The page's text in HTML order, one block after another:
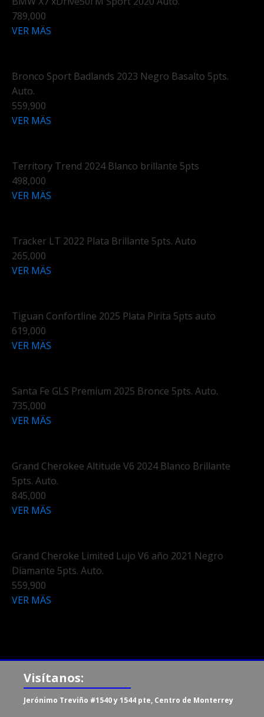
789,000
VER MÄS
Bronco Sport Badlands 2023 Negro Basalto 5pts.
Auto.
559,900
VER MÄS
Territory Trend 2024 Blanco brillante 5pts
498,000
VER MÄS
Tracker LT 2022 Plata Brillante 5pts. Auto
265,000
VER MÄS
Tiguan Confortline 2025 Plata Pirita 5pts auto
619,000
VER MÄS
Santa Fe GLS Premium 2025 Bronce 5pts. Auto.
735,000
VER MÄS
Grand Cherokee Altitude V6 2024 Blanco Brillante
5pts. Auto.
845,000
VER MÄS
Grand Cheroke Limited Lujo V6 año 2021 Negro
Diamante 5pts. Auto.
559,900
VER MÄS
Visítanos:
Jerónimo Treviño #1540 y 1544 pte, Centro de Monterrey